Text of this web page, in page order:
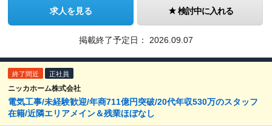
求人を見る 検討中に入れる
掲載終了予定日： 2026.09.07
終了間近 正社員
ニッカホーム株式会社
電気工事/未経験歓迎/年商711億円突破/20代年収530万のスタッフ
在籍/近隣エリアメイン＆残業ほぼなし